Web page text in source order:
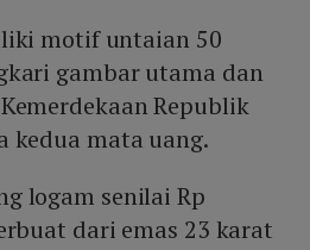
motif untaian 50
gambar utama dan
Republik
kedua mata uang.
logam senilai Rp
dari emas 23 karat